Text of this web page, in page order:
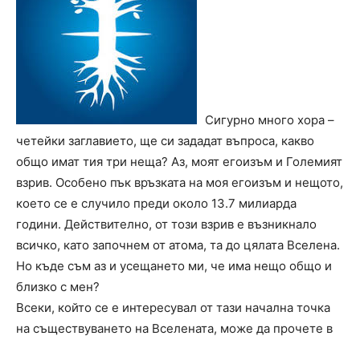
Сигурно много хора –
четейки заглавието, ще си зададат въпроса, какво
общо имат тия три неща? Аз, моят егоизъм и Големият
взрив. Особено пък връзката на моя егоизъм и нещото,
което се е случило преди около 13.7 милиарда
години. Действително, от този взрив е възникнало
всичко, като започнем от атома, та до цялата Вселена.
Но къде съм аз и усещането ми, че има нещо общо и
близко с мен?
Всеки, който се е интересувал от тази начална точка
на съществуването на Вселената, може да прочете в